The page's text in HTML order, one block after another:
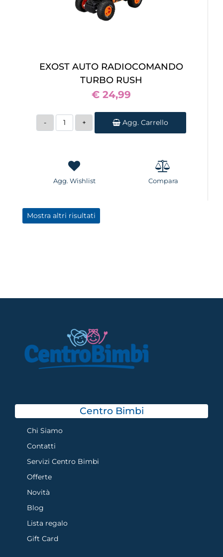
EXOST AUTO RADIOCOMANDO
TURBO RUSH
€ 24,99
Quantità
Agg. Carrello
Agg. Wishlist Compara
Mostra altri risultati
Centro Bimbi
Chi Siamo
Contatti
Servizi Centro Bimbi
Offerte
Novità
Blog
Lista regalo
Gift Card